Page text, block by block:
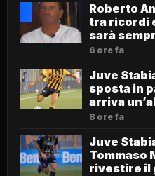
Roberto
tra ricordi
sarà
6 ore fa
Juve
sposta in
arriva
8 ore fa
Juve
Tommaso
rivestire il